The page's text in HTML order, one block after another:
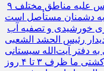
۹ حمله جنگنده‌های متجاوز آمریکا و انگلیس علیه مناطق مختلف
خورشیدی و تصفیه آب
رئیس الحشد الشعبی
دفتر آیت‌الله سیستانی
ناوگان جهانی صمود: دو کشتی ما ظرف ۳ تا ۴ روز